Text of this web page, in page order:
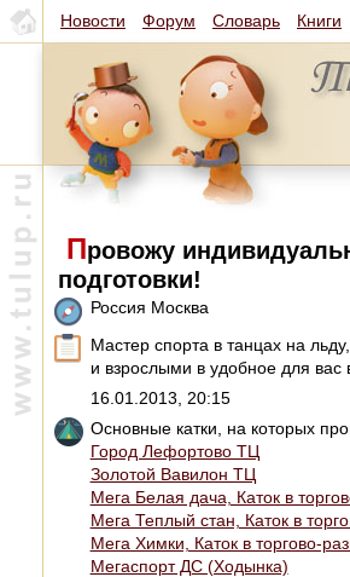
Новости Форум Словарь Книги
Провожу
подготовки!
Россия Москва
Мастер спорта в танцах на
и взрослыми в удобное для
16.01.2013, 20:15
Основные катки, на которых
Город Лефортово ТЦ
Золотой Вавилон ТЦ
Мега Белая дача, Каток в
Мега Теплый стан, Каток в
Мега Химки, Каток в торгово-
Мегаспорт ДС (Ходынка)